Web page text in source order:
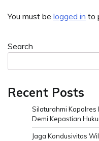
You must be logged in to
Search
Recent Posts
Silaturahmi Kapolres
Demi Kepastian
Jaga Kondusivitas